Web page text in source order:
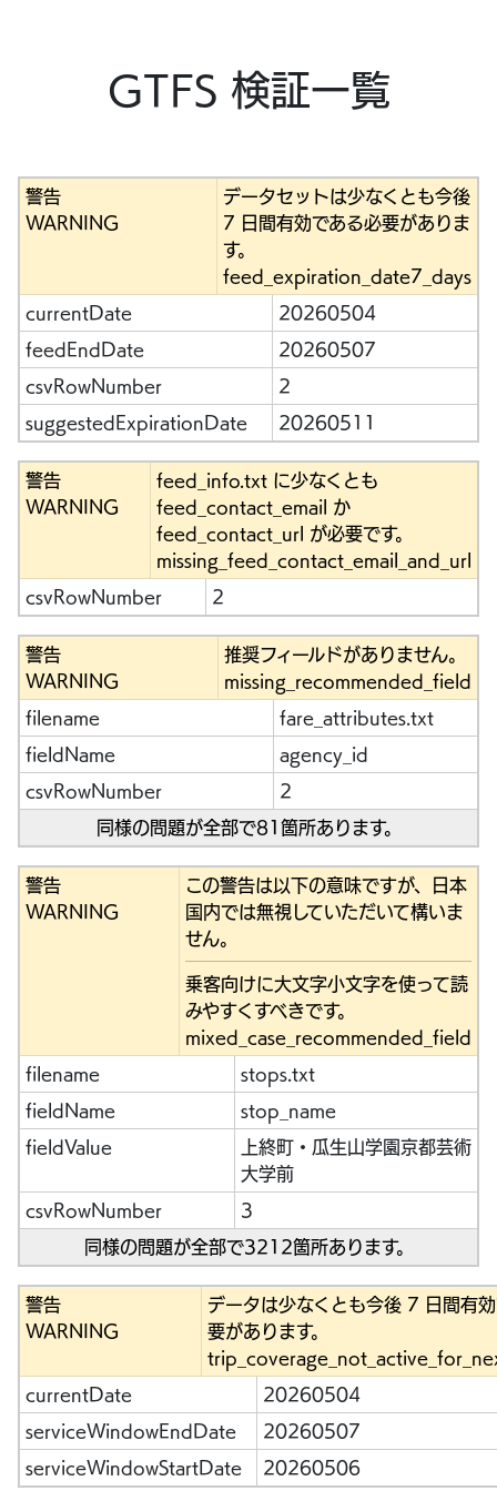
GTFS 検証一覧
警告
WARNING
データセットは少なくとも今後
7 日間有効である必要がありま
す。
feed_expiration_date7_days
currentDate 20260504
feedEndDate 20260507
csvRowNumber 2
suggestedExpirationDate 20260511
警告
WARNING
feed_info.txt に少なくとも
feed_contact_email か
feed_contact_url が必要です。
missing_feed_contact_email_and_url
csvRowNumber 2
警告
WARNING
推奨フィールドがありません。
missing_recommended_field
filename fare_attributes.txt
fieldName agency_id
csvRowNumber 2
同様の問題が全部で81箇所あります。
警告
WARNING
この警告は以下の意味ですが、日本
国内では無視していただいて構いま
せん。
乗客向けに大文字小文字を使って読
みやすくすべきです。
mixed_case_recommended_field
filename stops.txt
fieldName stop_name
fieldValue
上終町・瓜生山学園京都芸術
大学前
csvRowNumber 3
同様の問題が全部で3212箇所あります。
警告
WARNING
データは少なくとも今後 7 日間有
要があります。
currentDate 20260504
serviceWindowEndDate 20260507
serviceWindowStartDate 20260506